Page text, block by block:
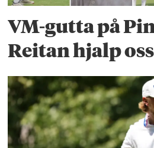
VM-gutta på
Reitan hjalp